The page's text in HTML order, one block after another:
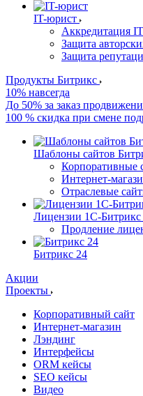
IT-юрист
Аккредитация IT
Защита
Защита
Продукты Битрикс
10% навсегда
До 50% за заказ
100 % скидка при смене
Шаблоны сайтов
Корпоративные
Интернет-
Отраслевые
Лицензии 1С-Битрикс
Продление
Битрикс 24
Акции
Проекты
Корпоративный сайт
Интернет-магазин
Лэндинг
Интерфейсы
ORM кейсы
SEO кейсы
Видео